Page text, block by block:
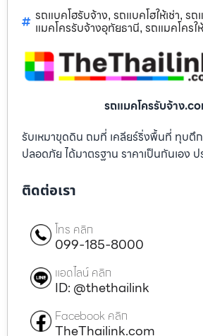
รถแบคโฮรับจ้าง, รถแบคโฮให้เช่า, รถ
แมคโครรับจ้างอุทัยธานี, รถแมคโครใ
รถแมคโครรับจ้าง
รับเหมาขุดดิน ถมที่ เคลียร์ริ่งพื้นที่ ทุบตึ
ปลอดภัย ได้มาตรฐาน ราคาเป็นกันเอง
ติดต่อเรา
โทร คลิก
099-185-8000
แอดไลน์ คลิก
ID: @thethailink
Facebook คลิก
TheThailink.com